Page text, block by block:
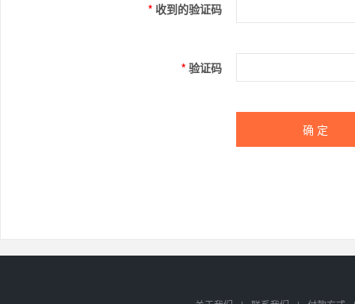
* 收到的验证码
* 验证码